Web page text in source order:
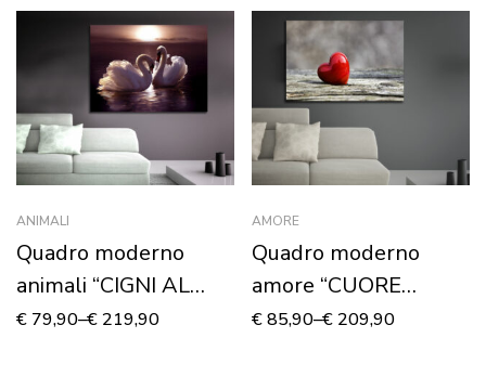
ANIMALI
Quadro moderno
animali “CIGNI AL
TRAMONTO” –
€ 79,90–€ 219,90
AMORE
Quadro moderno
amore “CUORE
ROSSO DI SAN
€85,90–€ 209,90